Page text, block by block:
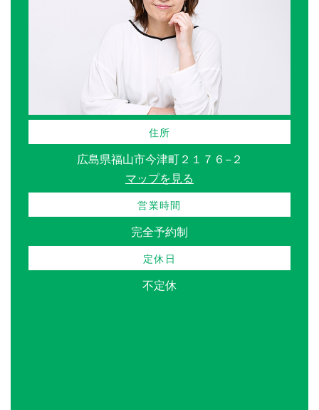
住所
広島県福山市今津町２１７６−２
マップを見る
営業時間
完全予約制
定休日
不定休